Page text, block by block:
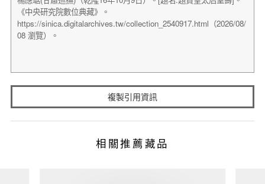
複製引用資訊
相關推薦藏品